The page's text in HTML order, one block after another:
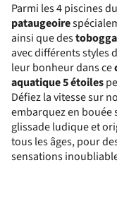
Parmi les 4 piscines
pataugeoire
ainsi que des
avec différents styles
leur bonheur dans ce
aquatique 5 étoiles
Défiez la vitesse sur
embarquez en bouée
glissade ludique et
tous les âges, pour
sensations